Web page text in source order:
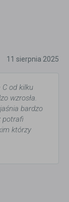
11 sierpnia 2025
od kilku
wzrosła.
bardzo
potrafi
którzy